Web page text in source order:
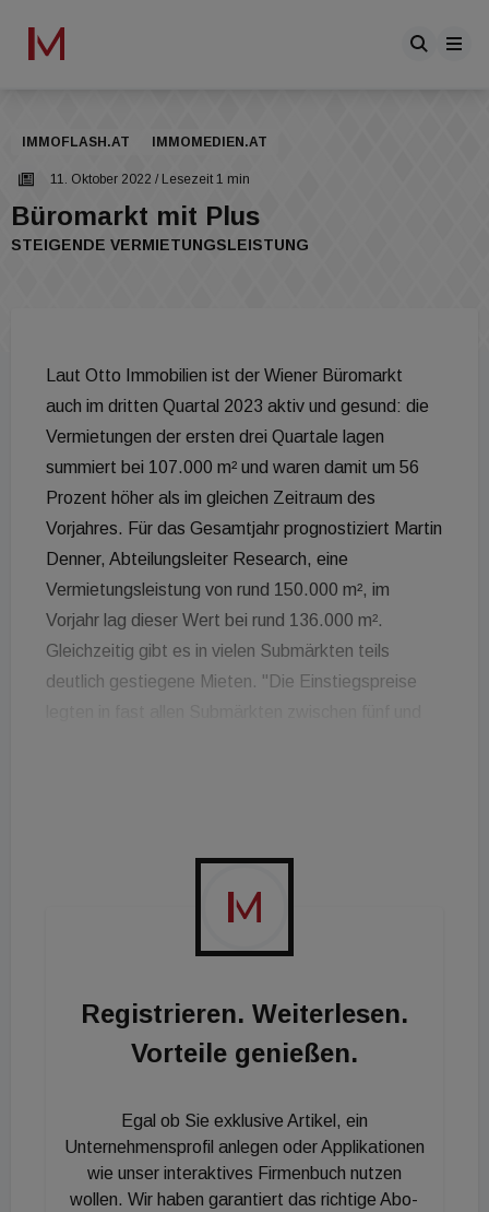
IMMOFLASH.AT IMMOMEDIEN.AT
11. Oktober 2022 / Lesezeit 1 min
Büromarkt mit Plus
STEIGENDE VERMIETUNGSLEISTUNG
Laut Otto Immobilien ist der Wiener Büromarkt
auch im dritten Quartal 2023 aktiv und gesund: die
Vermietungen der ersten drei Quartale lagen
summiert bei 107.000 m² und waren damit um 56
Prozent höher als im gleichen Zeitraum des
Vorjahres. Für das Gesamtjahr prognostiziert Martin
Denner, Abteilungsleiter Research, eine
Vermietungsleistung von rund 150.000 m², im
Vorjahr lag dieser Wert bei rund 136.000 m².
Gleichzeitig gibt es in vielen Submärkten teils
deutlich gestiegene Mieten. "Die Einstiegspreise
Ursache dafür sieht er einen klaren
Nachfrageüberhang: "In A-Lagen gibt es aktuell je
nach Gesuchsgröße kaum, beziehungsweise keine
Optionen und auch in B-Lagen schwinden die
Angebotsmieten für Erstbezugsflächen sind im
Herbst auf 15,50 Euro/m² gestiegen. Die erzielten
netto 27,50 Euro/m² gegenüber dem ersten
Halbjahr um zwei Prozent leicht angezogen. In
Anbetracht der geringen Verfügbarkeiten müssen
sich Nutzer geeignete Büro-Optionen in
Registrieren. Weiterlesen.
Vorteile genießen.
Egal ob Sie exklusive Artikel, ein
Unternehmensprofil anlegen oder Applikationen
wie unser interaktives Firmenbuch nutzen
wollen. Wir haben garantiert das richtige Abo-